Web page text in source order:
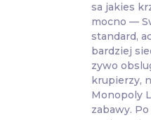
sa jakies
mocno —
standard,
bardziej
zywo
krupierzy,
Monopoly
zabawy.